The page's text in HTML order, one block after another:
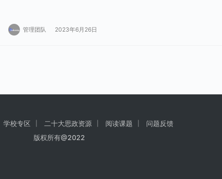
管理团队 2023年6月26日
学校专区 二十大思政资源 阅读课题
问题反馈
版权所有@2022